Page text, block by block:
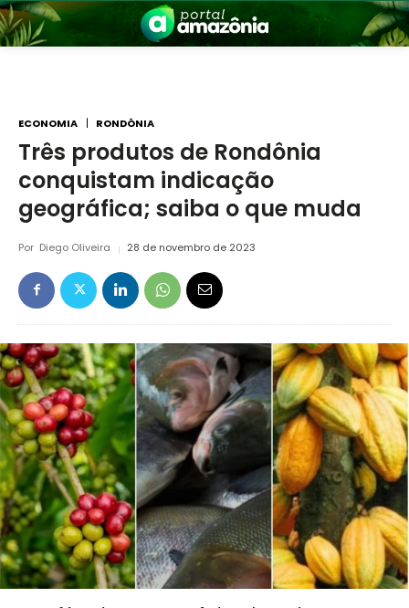
Amazônia
ECONOMIA RONDÔNIA
Três produtos de Rondônia
conquistam indicação
geográfica; saiba o que muda
Por Diego Oliveira 28 de novembro de 2023